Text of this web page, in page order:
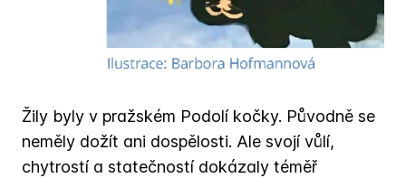
Žily byly v pražském Podolí kočky. Původně se
neměly dožít ani dospělosti. Ale svojí vůlí,
chytrostí a statečností dokázaly téměř